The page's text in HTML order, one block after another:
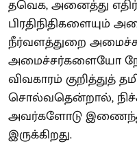
தவெக, அனைத்து
பிரதிநிதிகளையும்
நீர்வளத்துறை
அமைச்சர்களையோ
விவகாரம் குறித்துத்
சொல்வதென்றால்,
அவர்களோடு
இருக்கிறது.